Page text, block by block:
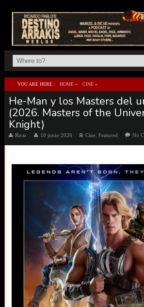
YOU ARE HERE : HOME » CINE »
HE-MAN Y LOS MASTERS DEL UNIVERSO (2026.
TRAVIS KNIGHT)
He-Man y los Masters del
(2026. Masters of the
Knight)
Ricar 10 junio 2026 Cine, Featured No